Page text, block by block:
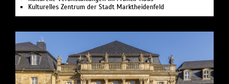
Kulturelles Zentrum der Stadt Marktheidenfeld